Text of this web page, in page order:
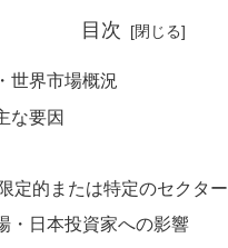
目次
世界市場概況
な要因
定的または特定のセクター
・日本投資家への影響